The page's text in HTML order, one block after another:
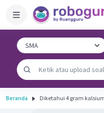
Beranda Diketahui 4 gram